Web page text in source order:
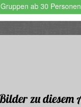
Gruppen ab 30 Personen